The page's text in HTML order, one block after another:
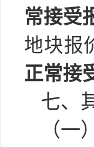
常接受
地块报
正常接
七、
（